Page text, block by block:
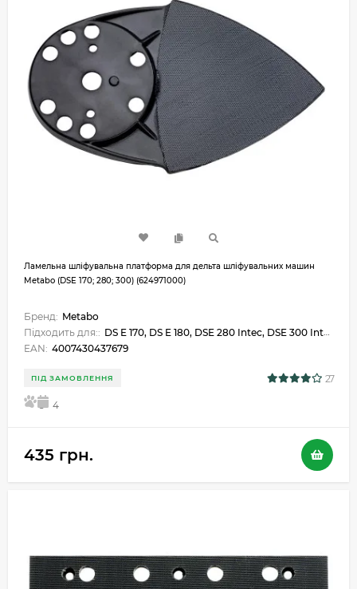
Ламельна шліфувальна платформа для дельта шліфувальних машин
Metabo (DSE 170; 280; 300) (624971000)
Бренд: Metabo
Підходить для:: DS E 170, DS E 180, DSE 280 Intec, DSE 300 Intec, DSE 300
EAN: 4007430437679
ПІД ЗАМОВЛЕННЯ 27
5 4
435 грн.